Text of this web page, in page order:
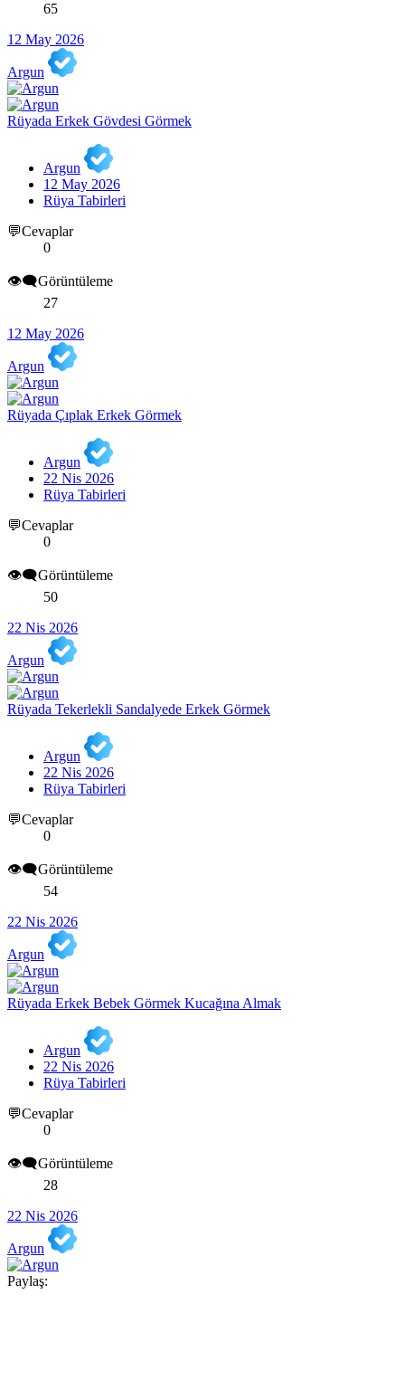
65
12 May 2026
Argun
Rüyada Erkek Gövdesi Görmek
Argun
12 May 2026
Rüya Tabirleri
💬Cevaplar
0
👁️‍🗨️Görüntüleme
27
12 May 2026
Argun
Rüyada Çıplak Erkek Görmek
Argun
22 Nis 2026
Rüya Tabirleri
💬Cevaplar
0
👁️‍🗨️Görüntüleme
50
22 Nis 2026
Argun
Rüyada Tekerlekli Sandalyede Erkek Görmek
Argun
22 Nis 2026
Rüya Tabirleri
💬Cevaplar
0
👁️‍🗨️Görüntüleme
54
22 Nis 2026
Argun
Rüyada Erkek Bebek Görmek Kucağına Almak
Argun
22 Nis 2026
Rüya Tabirleri
💬Cevaplar
0
👁️‍🗨️Görüntüleme
28
22 Nis 2026
Argun
Paylaş: